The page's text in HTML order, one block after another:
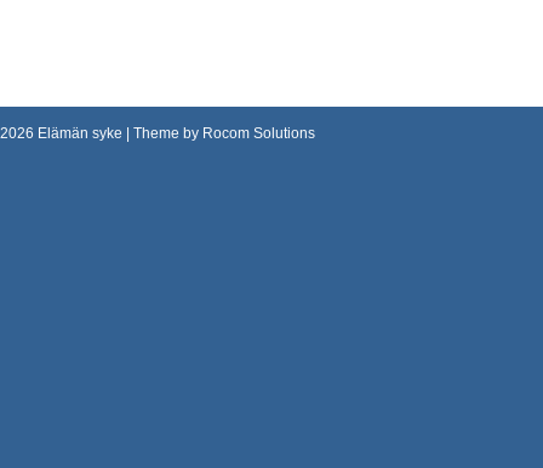
2026 Elämän syke | Theme by Rocom Solutions